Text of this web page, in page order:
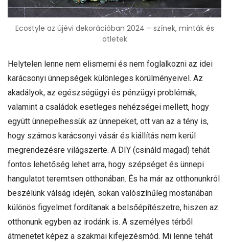
Ecostyle az újévi dekorációban 2024 – színek, minták és
ötletek
Helytelen lenne nem elismerni és nem foglalkozni az idei
karácsonyi ünnepségek különleges körülményeivel. Az
akadályok, az egészségügyi és pénzügyi problémák,
valamint a családok esetleges nehézségei mellett, hogy
együtt ünnepelhessük az ünnepeket, ott van az a tény is,
hogy számos karácsonyi vásár és kiállítás nem kerül
megrendezésre világszerte. A DIY (csináld magad) tehát
fontos lehetőség lehet arra, hogy szépséget és ünnepi
hangulatot teremtsen otthonában. És ha már az otthonunkról
beszélünk válság idején, sokan valószínűleg mostanában
különös figyelmet fordítanak a belsőépítészetre, hiszen az
otthonunk egyben az irodánk is. A személyes térből
átmenetet képez a szakmai kifejezésmód. Mi lenne tehát